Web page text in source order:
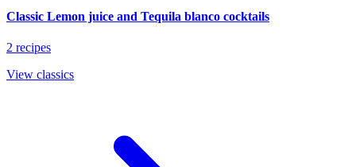
Classic Lemon juice and Tequila blanco cocktails
2 recipes
View classics